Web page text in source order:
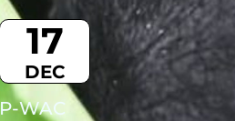
17
DEC
P-WAC